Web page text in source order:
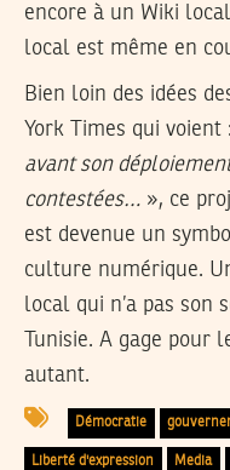
encore à un Wiki
local est même en
Bien loin des idées
York Times qui voient
avant son
contestées… », ce
est devenue un
culture numérique.
local qui n’a pas son
Tunisie. A gage pour
autant.
Démocratie
Liberté d'expression Media